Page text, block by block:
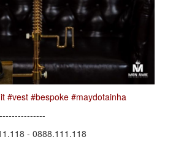
#vest #bespoke #maydotainha
- 0888.111.118